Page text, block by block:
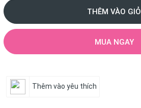
THÊM VÀO GIỎ
MUA NGAY
Thêm vào yêu thích